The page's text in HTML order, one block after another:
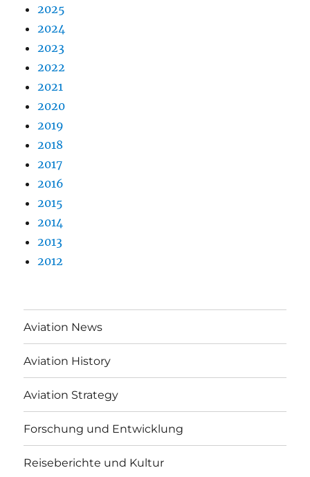
2025
2024
2023
2022
2021
2020
2019
2018
2017
2016
2015
2014
2013
2012
Aviation News
Aviation History
Aviation Strategy
Forschung und Entwicklung
Reiseberichte und Kultur